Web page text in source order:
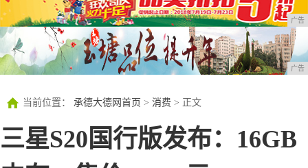
广告
广告
当前位置： 承德大德网首页 > 消费 > 正文
三星S20国行版发布：16GB